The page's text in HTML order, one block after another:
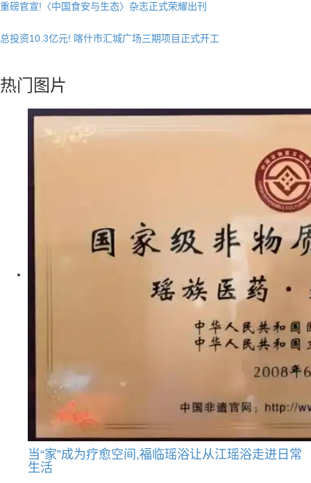
总投资10.3亿元! 喀什市汇城广场三期项目正式开工
“丝路茶歇”架起友谊桥:马耳他马尔萨斯卡拉市友城代表团访问景德镇
武活动
玉中有大千——中国工艺美术大师袁嘉骐和他的琢玉人生
乡情聚势筑生态 AI创富启新程|老乡驿站3·29创业峰会圆满落幕
從“建國方略”到“十五五”的偉大跨越 獻給孫中山誕辰160周年暨鄭麗文訪
热门图片
当“家”成为疗愈空间,福临瑶浴让从江瑶浴走进日常
生活